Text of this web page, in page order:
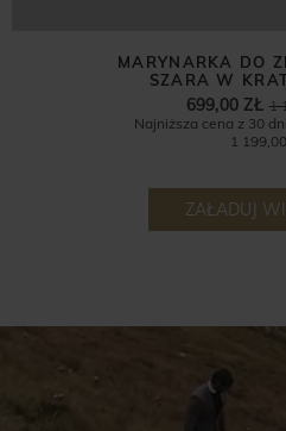
MARYNARKA DO
SZARA W
1
699,00 ZŁ
Najniższa cena z 30
1
ZAŁADUJ